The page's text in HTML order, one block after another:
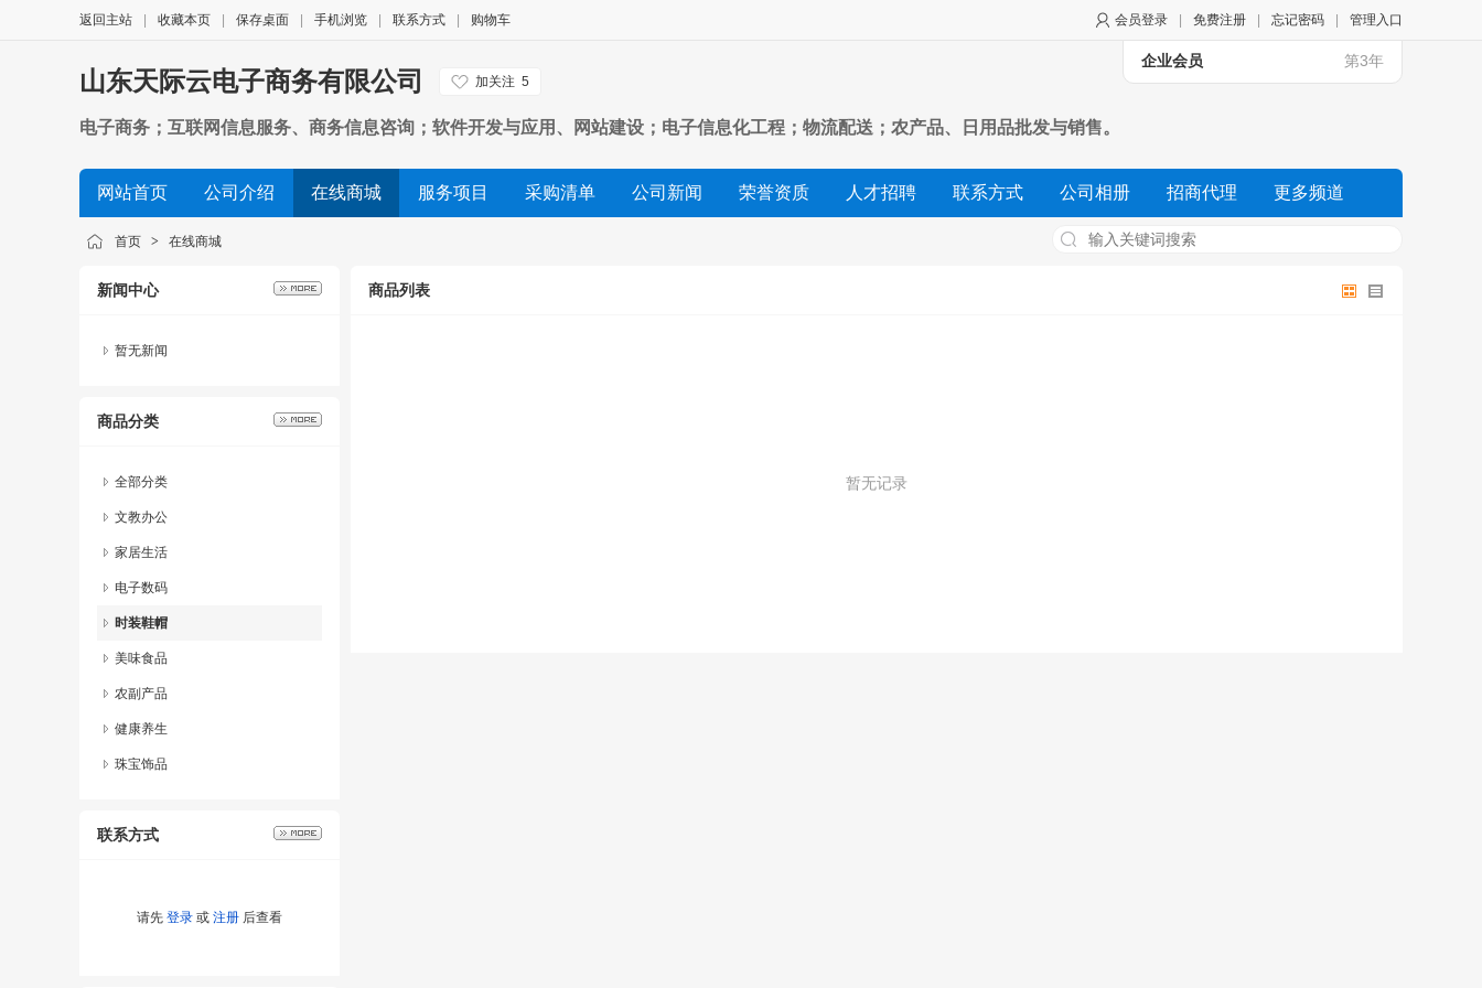
会员登录 免费注册 忘记密码 管理入口
返回主站 收藏本页 保存桌面 手机浏览 联系方式 购物车
企业会员 第3年
山东天际云电子商务有限公司 加关注 5
电子商务；互联网信息服务、商务信息咨询；软件开发与应用、网站建设；电子信息化工程；物流配送；农产品、日用品批发与销售。
网站首页 公司介绍 在线商城 服务项目 采购清单 公司新闻 荣誉资质 人才招聘 联系方式 公司相册 招商代理 更多频道
公司视频 展会信息
首页 > 在线商城
新闻中心
暂无新闻
商品分类
全部分类
文教办公
家居生活
电子数码
时装鞋帽
美味食品
农副产品
健康养生
珠宝饰品
联系方式
请先 登录 或 注册 后查看
商品列表
暂无记录